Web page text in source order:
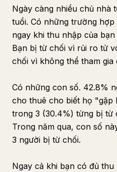
Ngày càng nhiều chủ nhà
tuổi. Có những trường
ngay khi thu nhập của
Bạn bị từ chối vì rủi ro tử
chối vì không thể tham gia
Có những con số. 42.8%
cho thuê cho biết họ "gặp
trong 3 (30.4%) từng bị từ
Trong năm qua, con số
3 người bị từ chối.
Ngay cả khi bạn có đủ